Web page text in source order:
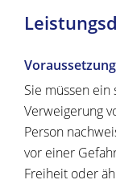
Sie müssen
Verweigerung
Person
vor einer
Freiheit oder